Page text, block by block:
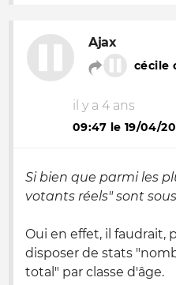
Ajax
cécile
il y a 4 ans
09:47 le 19/04/
Si bien que parmi les
votants réels" sont
Oui en effet, il faudrait,
disposer de stats
total" par classe d'âge.